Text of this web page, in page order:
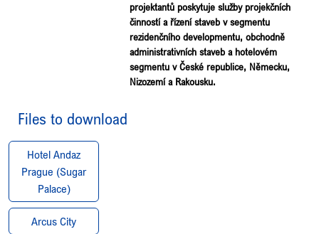
projektantů poskytuje služby projekčních
činností a řízení staveb v segmentu
rezidenčního developmentu, obchodně
administrativních staveb a hotelovém
segmentu v České republice, Německu,
Nizozemí a Rakousku.
Files to download
Hotel Andaz
Prague (Sugar
Palace)
Arcus City